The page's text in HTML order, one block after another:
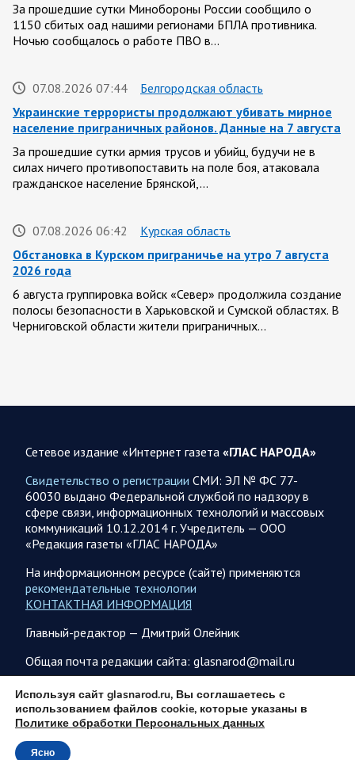
За прошедшие сутки Минобороны России сообщило о
1150 сбитых оад нашими регионами БПЛА противника.
Ночью сообщалось о работе ПВО в…
07.08.2026 07:44
Белгородская область
Украинские террористы продолжают убивать мирное
население приграничных районов. Данные на 7 августа
За прошедшие сутки армия трусов и убийц, будучи не в
силах ничего противопоставить на поле боя, атаковала
гражданское население Брянской,…
07.08.2026 06:42
Курская область
Обстановка в Курском приграничье на утро 7 августа
2026 года
6 августа группировка войск «Север» продолжила создание
полосы безопасности в Харьковской и Сумской областях. В
Черниговской области жители приграничных…
06.08.2026 12:52
Спецоперация
Брифинг Минобороны РФ: новые данные о ходе
спецоперации 6 августа 2026 года
Новую информацию о ходе проведения ВС РФ
специальной военной операции на 6 августа предоставили
представители группировок «Север», «Запад», «Центр»,
«Юг»…
06.08.2026 12:36
Спецоперация
Сводка военных действий от Минобороны РФ 6
Российские вооруженные силы нанесли удары по
инфраструктуре и логистическим узлам, задействованным
ВСУ, в течение суток. Потери украинской стороны,
вызванные…
Сетевое издание «Интернет газета «ГЛАС НАРОДА»
Свидетельство о регистрации СМИ: ЭЛ № ФС 77-
60030 выдано Федеральной службой по надзору в
сфере связи, информационных технологий и массовых
коммуникаций 10.12.2014 г. Учредитель — ООО
«Редакция газеты «ГЛАС НАРОДА»
На информационном ресурсе (сайте) применяются
рекомендательные технологии
КОНТАКТНАЯ ИНФОРМАЦИЯ
Главный-редактор — Дмитрий Олейник
Общая почта редакции сайта: glasnarod@mail.ru
ПОДПИСКА
Используя сайт glasnarod.ru, Вы соглашаетесь с
использованием файлов cookie, которые указаны в
Политике обработки Персональных данных
Ясно